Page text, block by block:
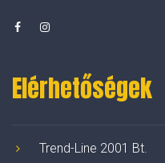
Elérhetőségek
Trend-Line 2001 Bt.